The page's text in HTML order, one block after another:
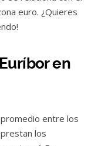
euro. ¿Quieres
en
entre los
los